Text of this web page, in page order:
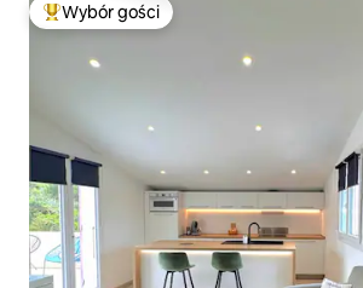
Najpopularniejsze z kategorii Wybór gości
Wybór gości